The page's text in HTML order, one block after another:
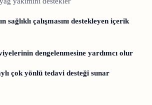
sağlıklı çalışmasını destekleyen içerik
dengelenmesine yardımcı olur
çok yönlü tedavi desteği sunar